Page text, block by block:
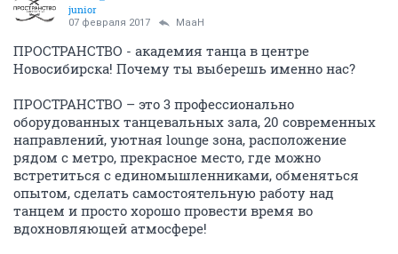
junior
07 февраля 2017 MaaH
ПРОСТРАНСТВО - академия танца в центре
Новосибирска! Почему ты выберешь именно нас?
ПРОСТРАНСТВО – это 3 профессионально
оборудованных танцевальных зала, 20 современных
направлений, уютная lounge зона, расположение
рядом с метро, прекрасное место, где можно
встретиться с единомышленниками, обменяться
опытом, сделать самостоятельную работу над
танцем и просто хорошо провести время во
вдохновляющей атмосфере!